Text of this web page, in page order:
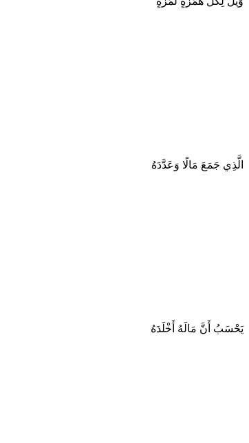
الَّذِي جَمَعَ مَالًا وَعَدَّدَهُ
يَحْسَبُ أَنَّ مَالَهُ أَخْلَدَهُ